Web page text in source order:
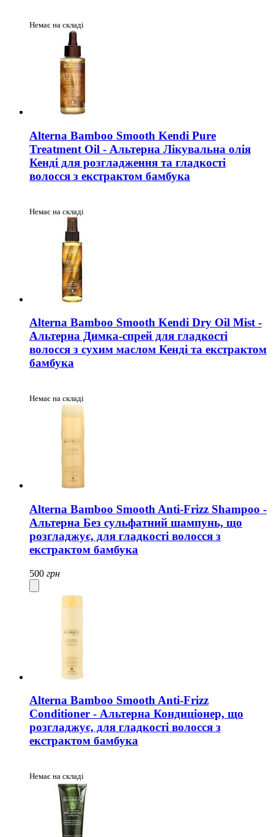
Немає на складі
Alterna Bamboo Smooth Kendi Pure
Treatment Oil - Альтерна Лікувальна олія
Кенді для розгладження та гладкості
волосся з екстрактом бамбука
Немає на складі
Alterna Bamboo Smooth Kendi Dry Oil Mist -
Альтерна Димка-спрей для гладкості
волосся з сухим маслом Кенді та екстрактом
бамбука
Немає на складі
Alterna Bamboo Smooth Anti-Frizz Shampoo -
Альтерна Без сульфатний шампунь, що
розгладжує, для гладкості волосся з
екстрактом бамбука
500 грн
Alterna Bamboo Smooth Anti-Frizz
Conditioner - Альтерна Кондиціонер, що
розгладжує, для гладкості волосся з
екстрактом бамбука
Немає на складі